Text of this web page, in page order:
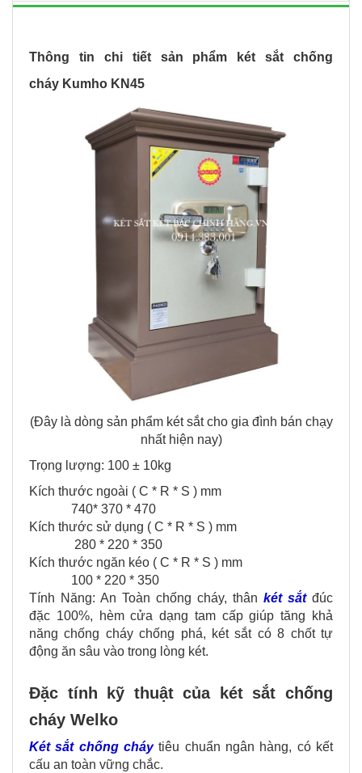
Thông tin chi tiết sản phẩm két sắt chống
cháy Kumho KN45
(Đây là dòng sản phẩm két sắt cho gia đình bán chạy
nhất hiện nay)
Trọng lượng: 100 ± 10kg
Kích thước ngoài ( C * R * S ) mm
740* 370 * 470
Kích thước sử dụng ( C * R * S ) mm
280 * 220 * 350
Kích thước ngăn kéo ( C * R * S ) mm
100 * 220 * 350
Tính Năng: An Toàn chống cháy, thân két sắtđúc
đặc 100%, hèm cửa dạng tam cấp giúp tăng khả
năng chống cháy chống phá, két sắt có 8 chốt tự
động ăn sâu vào trong lòng két.
Đặc tính kỹ thuật của két sắt chống
cháy Welko
Két sắt chống cháytiêu chuẩn ngân hàng, có kết
cấu an toàn vững chắc.